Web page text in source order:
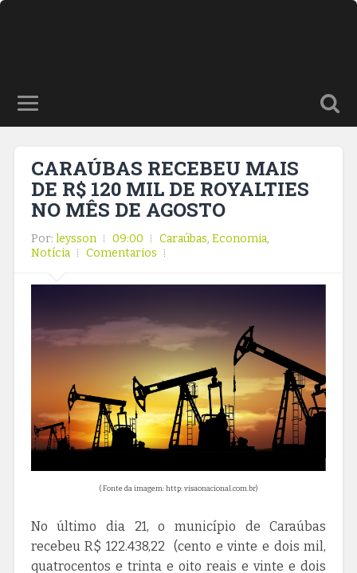
CARAÚBAS RECEBEU MAIS
DE R$ 120 MIL DE ROYALTIES
NO MÊS DE AGOSTO
Por: leysson 09:00 Caraúbas, Economia,
Notícia
Comentarios
( Fonte da imagem: http: visaonacional.com.br)
No último dia 21, o município de Caraúbas
recebeu R$ 122.438,22 (cento e vinte e dois mil,
quatrocentos e trinta e oito reais e vinte e dois